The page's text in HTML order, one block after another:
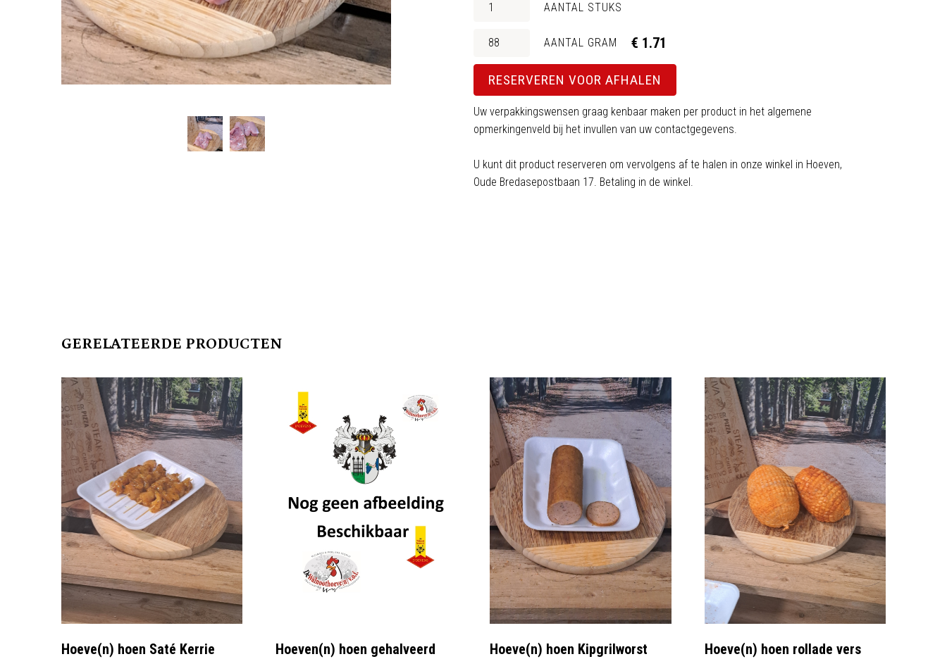
AANTAL STUKS
AANTAL GRAM € 1.71
RESERVEREN VOOR AFHALEN
Uw verpakkingswensen graag kenbaar maken per product in het algemene
opmerkingenveld bij het invullen van uw contactgegevens.
U kunt dit product reserveren om vervolgens af te halen in onze winkel in Hoeven,
Oude Bredasepostbaan 17. Betaling in de winkel.
GERELATEERDE PRODUCTEN
Hoeve(n) hoen Saté Kerrie Hoeven(n) hoen gehalveerd
Hoeve(n) hoen Kipgrilworst
Hoeve(n) hoen rollade vers